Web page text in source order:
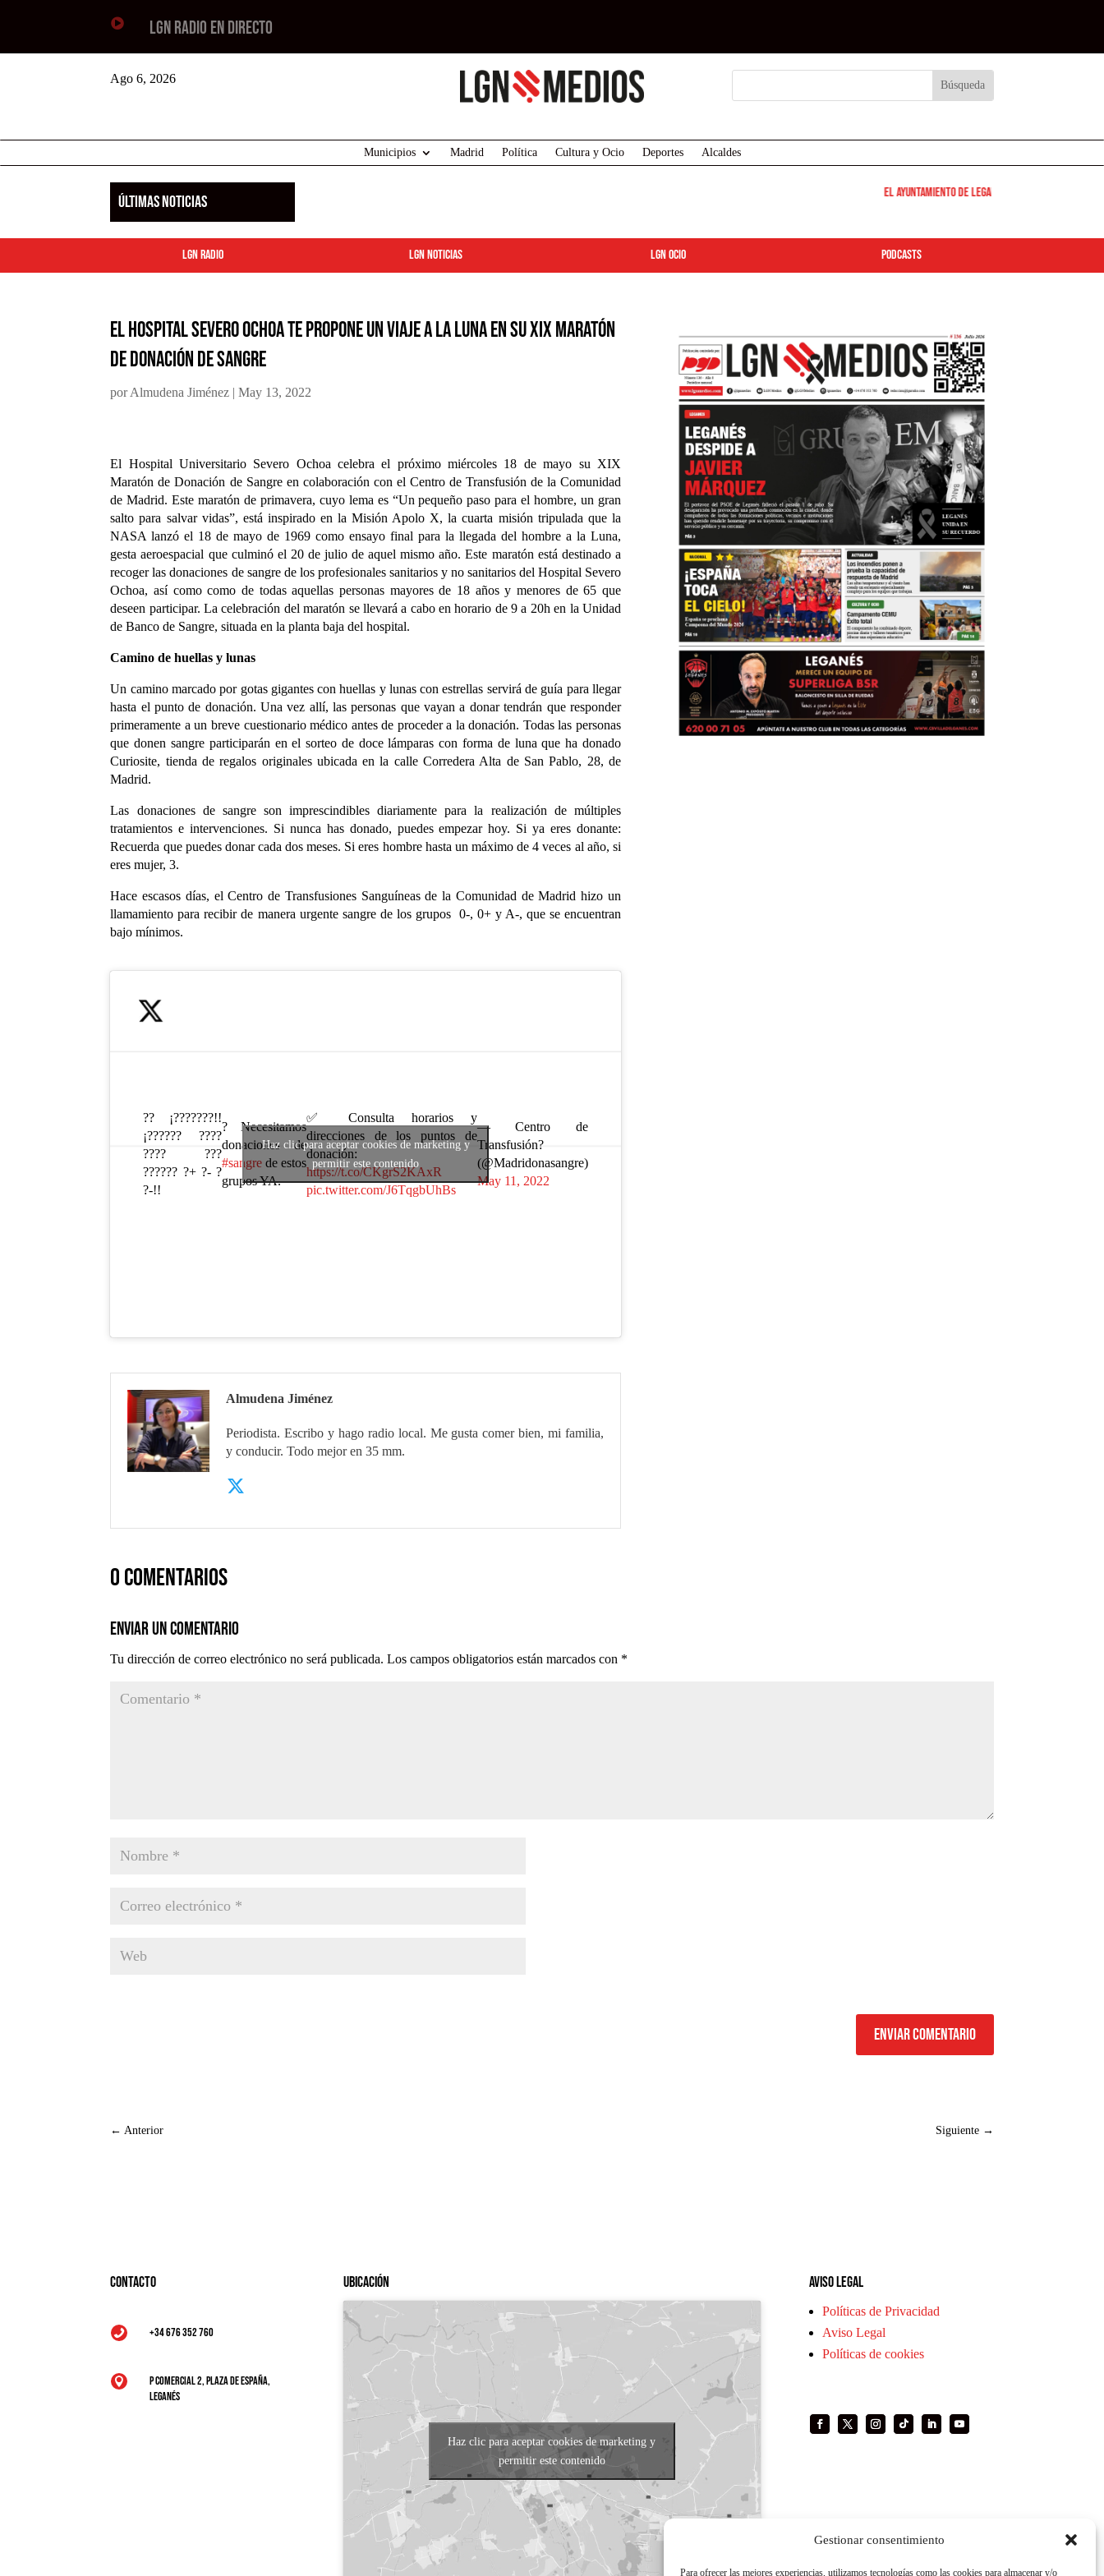
Gestionar consentimiento
Para ofrecer las mejores experiencias, utilizamos tecnologías como las cookies para almacenar y/o
 LGN RADIO EN DIRECTO
Ago 6, 2026
Municipios Madrid Política Cultura y Ocio Deportes Alcaldes
ÚLTIMAS NOTICIAS El Ayuntamiento de Leganés pone en marcha los
LGN Radio LGN Noticias LGN ocio podcasts
El Hospital Severo Ochoa te propone un viaje a la Luna en su XIX Maratón
de Donación de Sangre
porAlmudena Jiménez |May 13, 2022
El Hospital Universitario Severo Ochoa celebra el próximo miércoles 18 de mayo su XIX
Maratón de Donación de Sangre en colaboración con el Centro de Transfusión de la Comunidad
de Madrid. Este maratón de primavera, cuyo lema es “Un pequeño paso para el hombre, un gran
salto para salvar vidas”, está inspirado en la Misión Apolo X, la cuarta misión tripulada que la
NASA lanzó el 18 de mayo de 1969 como ensayo final para la llegada del hombre a la Luna,
gesta aeroespacial que culminó el 20 de julio de aquel mismo año. Este maratón está destinado a
recoger las donaciones de sangre de los profesionales sanitarios y no sanitarios del Hospital Severo
Ochoa, así como como de todas aquellas personas mayores de 18 años y menores de 65 que
deseen participar. La celebración del maratón se llevará a cabo en horario de 9 a 20h en la Unidad
de Banco de Sangre, situada en la planta baja del hospital.
Camino de huellas y lunas
Un camino marcado por gotas gigantes con huellas y lunas con estrellas servirá de guía para llegar
hasta el punto de donación. Una vez allí, las personas que vayan a donar tendrán que responder
primeramente a un breve cuestionario médico antes de proceder a la donación. Todas las personas
que donen sangre participarán en el sorteo de doce lámparas con forma de luna que ha donado
Curiosite, tienda de regalos originales ubicada en la calle Corredera Alta de San Pablo, 28, de
Madrid.
Las donaciones de sangre son imprescindibles diariamente para la realización de múltiples
tratamientos e intervenciones. Si nunca has donado, puedes empezar hoy. Si ya eres donante:
Recuerda que puedes donar cada dos meses. Si eres hombre hasta un máximo de 4 veces al año, si
eres mujer, 3.
Hace escasos días, el Centro de Transfusiones Sanguíneas de la Comunidad de Madrid hizo un
llamamiento para recibir de manera urgente sangre de los grupos 0-, 0+ y A-, que se encuentran
bajo mínimos.
?? ¡???????!!
¡?????? ????
???? ???
?????? ?+ ?- ?
?-!!
? Necesitamos
donaciones de
#sangrede estos
grupos YA.
✅ Consulta horarios y
direcciones de los puntos de
donación:
https://t.co/CKgrS2KAxR
pic.twitter.com/J6TqgbUhBs
— Centro de
Transfusión?
(@Madridonasangre)
May 11, 2022
Haz clic para aceptar cookies de marketing y
permitir este contenido
Almudena Jiménez
Periodista. Escribo y hago radio local. Me gusta comer bien, mi familia,
y conducir. Todo mejor en 35 mm.
0 comentarios
Enviar un comentario
Tu dirección de correo electrónico no será publicada. Los campos obligatorios están marcados con *
Enviar comentario
← Anterior Siguiente→
Contacto
 +34 676 352 760

P Comercial 2, Plaza de España,
Leganés
Ubicación
Haz clic para aceptar cookies de marketing y
permitir este contenido
Aviso legal
Políticas de Privacidad
Aviso Legal
Políticas de cookies